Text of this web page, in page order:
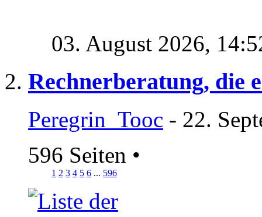
03. August 2026,
Rechnerberatung, die
Peregrin_Tooc - 22.
596 Seiten •
1 2 3 4 5 6 ... 596